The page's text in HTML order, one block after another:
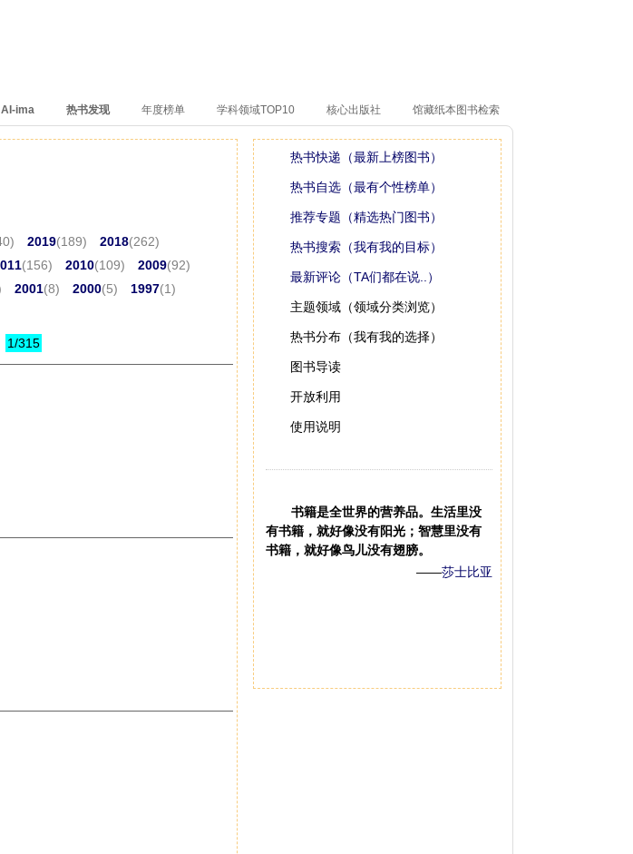
AI-ima 热书发现 年度榜单 学科领域TOP10 核心出版社 馆藏纸本图书检索
2019(189) 2018(262)
(156) 2010(109) 2009(92)
2001(8) 2000(5) 1997(1)
1/315
热书快递（最新上榜图书）
热书自选（最有个性榜单）
推荐专题（精选热门图书）
热书搜索（我有我的目标）
最新评论（TA们都在说..）
主题领域（领域分类浏览）
热书分布（我有我的选择）
图书导读
开放利用
使用说明
书籍是全世界的营养品。生活里没
有书籍，就好像没有阳光；智慧里没有
书籍，就好像鸟儿没有翅膀。
——莎士比亚